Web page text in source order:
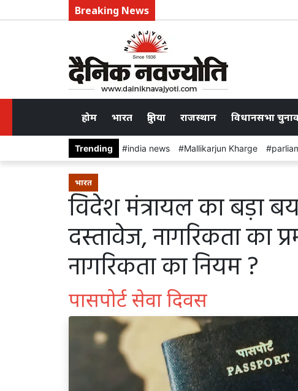
Breaking News
होम भारत दुनिया राजस्थान विधानसभा
Trending india news Mallikarjun Kharge
भारत
विदेश मंत्रायल का बड़ा
दस्तावेज, नागरिकता का
नागरिकता का नियम ?
पासपोर्ट सेवा दिवस